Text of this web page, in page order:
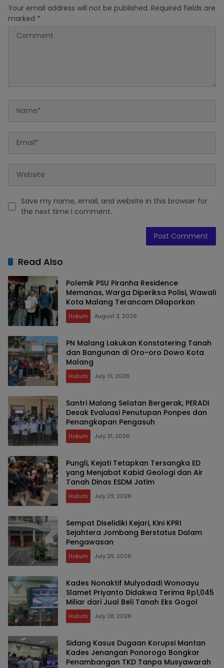
Your email address will not be published. Required fields are
marked *
Save my name, email, and website in this browser for
the next time I comment.
Read Also
Polemik PSU Piranha Residence
Memanas, Warga Diperiksa Polisi, Wawali
Kota Malang Terancam Dilaporkan
Hukum August 3, 2026
PN Malang Lakukan Konstatering Tanah
dan Bangunan di Oro-oro Dowo Kota
Malang
Hukum July 31, 2026
Santri Malang Selatan Bergerak, PERADI
Desak Evaluasi Penutupan Ponpes dan
Penangkapan Pengasuh
Hukum July 31, 2026
Pungli, Kejati Tetapkan Tersangka ED
yang Menjabat Kabid Geologi dan Air
Tanah Dinas ESDM Jatim
Hukum July 29, 2026
Sempat Diselidiki Kejari, Kini KPRI
Sejahtera Jombang Berstatus Dalam
Pengawasan
Hukum July 29, 2026
Kades Nonaktif Mulyodadi Wonoayu
Slamet Priyanto Didakwa Terima Rp1,045
Miliar dari Jual Beli Tanah Eks Gogol
Hukum July 28, 2026
Sidang Kasus Dugaan Korupsi Mantan
Kades Jenangan Ponorogo Bongkar
Penambangan TKD Tanpa Musyawarah